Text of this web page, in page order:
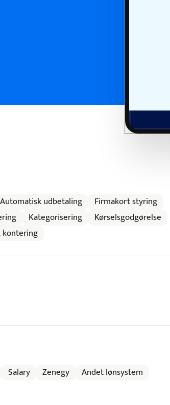
Automatisk udbetaling
Firmakort styring
Kategorisering
Kørselsgodgørelse
Salary Zenegy Andet lønsystem